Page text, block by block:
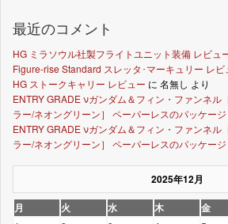
最近のコメント
HG ミラソウル社製フライトユニット装備 レビュ
Figure-rise Standard スレッタ･マーキュリー レビ
HG ストークキャリー レビュー に 名無し より
ENTRY GRADE νガンダム＆フィン・ファンネル
ラー/ネオングリーン］ ペーパーレスのパッケー
ENTRY GRADE νガンダム＆フィン・ファンネル
ラー/ネオングリーン］ ペーパーレスのパッケー
2025年12月
月
火 水 木 金